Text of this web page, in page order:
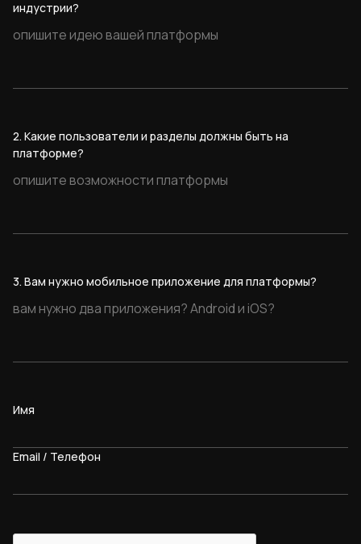
Регистрация по номеру телефона или через
Telegram открывает личный кабинет с профилем
пользователя и питомца, списком совпадений и
животным.
индустрии?
2. Какие пользователи и разделы должны быть на
платформе?
3. Вам нужно мобильное приложение для платформы?
Имя
Email / Телефон